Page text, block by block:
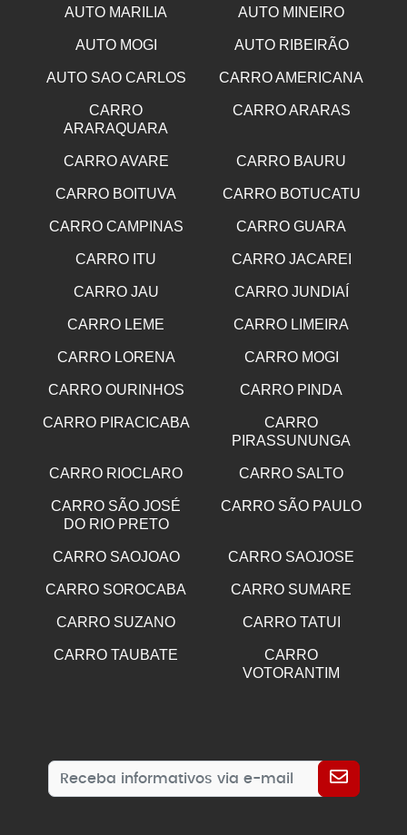
AUTO MARILIA AUTO MINEIRO
AUTO MOGI AUTO RIBEIRÃO
AUTO SAO CARLOS CARRO AMERICANA
CARRO
ARARAQUARA
CARRO ARARAS
CARRO AVARE CARRO BAURU
CARRO BOITUVA CARRO BOTUCATU
CARRO CAMPINAS CARRO GUARA
CARRO ITU CARRO JACAREI
CARRO JAU CARRO JUNDIAÍ
CARRO LEME CARRO LIMEIRA
CARRO LORENA CARRO MOGI
CARRO OURINHOS CARRO PINDA
CARRO PIRACICABA
CARRO
PIRASSUNUNGA
CARRO RIOCLARO CARRO SALTO
CARRO SÃO JOSÉ
DO RIO PRETO
CARRO SÃO PAULO
CARRO SAOJOAO CARRO SAOJOSE
CARRO SOROCABA CARRO SUMARE
CARRO SUZANO CARRO TATUI
CARRO TAUBATE
CARRO
VOTORANTIM